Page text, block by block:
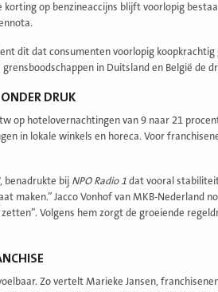
korting op benzineaccijns blijft voorlopig
dit dat consumenten voorlopig koopkrachtig
in Duitsland en België de
DRUK
op hotelovernachtingen van 9 naar 21
in lokale winkels en horeca. Voor
benadrukte bij NPO Radio 1 dat vooral
maken.” Jacco Vonhof van MKB-Nederland
Volgens hem zorgt de groeiende
Zo vertelt Marieke Jansen,